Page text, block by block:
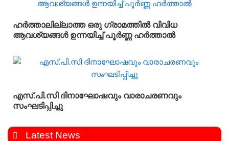
ഹർത്താലില്ലാത്ത ഒരു ഗ്രാമത്തിൽ വിവിധ
ആവശ്യങ്ങൾ ഉന്നയിച്ച് പൂർണ്ണ ഹർത്താൽ
എസ്.പി.സി ദിനാഘോഷവും വാരാചരണവും
സംഘടിപ്പിച്ചു
Latest News